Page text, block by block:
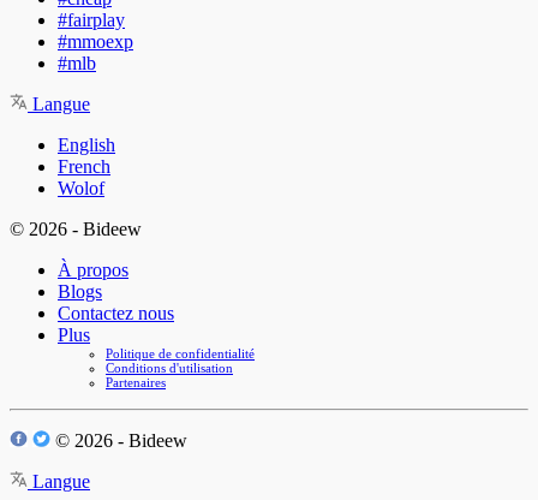
#fairplay
#mmoexp
#mlb
Langue
English
French
Wolof
© 2026 - Bideew
À propos
Blogs
Contactez nous
Plus
Politique de confidentialité
Conditions d'utilisation
Partenaires
© 2026 - Bideew
Langue